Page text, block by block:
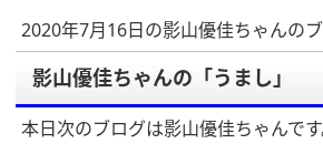
2020年7月16日の影山優佳ちゃんの
影山優佳ちゃんの「うまし」
本日次のブログは影山優佳ちゃんです